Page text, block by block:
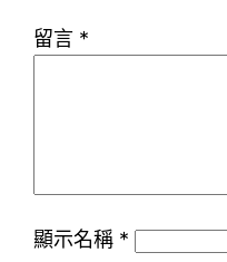
留言 *
顯示名稱 *